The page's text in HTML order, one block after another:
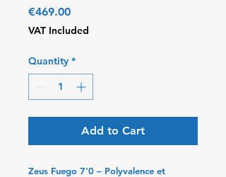
€469.00Price
VAT Included
Quantity *
Add to Cart
Zeus Fuego 7'0 – Polyvalence et